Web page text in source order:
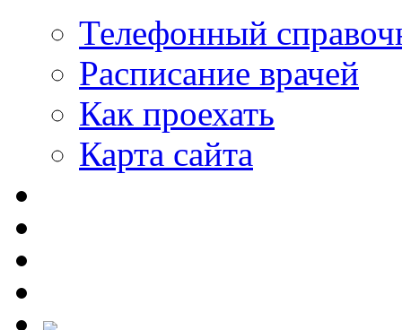
Телефонный
Расписание врачей
Как проехать
Карта сайта